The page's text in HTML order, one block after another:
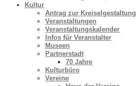
Kultur
Antrag zur Kreiselgestaltung
Veranstaltungen
Veranstaltungskalender
Infos für Veranstalter
Museen
Partnerstadt
70 Jahre
Kulturbüro
Vereine